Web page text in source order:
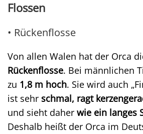
Flossen
• Rückenflosse
Von allen Walen hat der Orca
Rückenflosse. Bei männlichen
zu 1,8 m hoch. Sie wird auch
ist sehr schmal, ragt
und sieht daher wie ein langes
Deshalb heißt der Orca im